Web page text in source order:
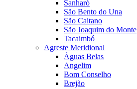
Sanharó
São Bento do Una
São Caitano
São Joaquim do Monte
Tacaimbó
Agreste Meridional
Águas Belas
Angelim
Bom Conselho
Brejão